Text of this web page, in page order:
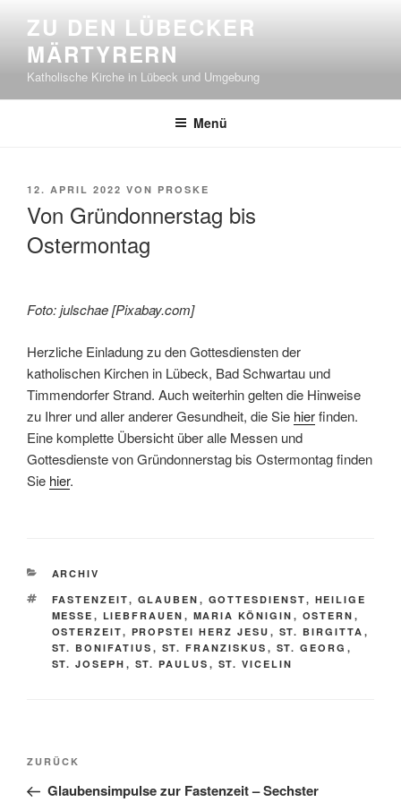
Inhalt
springen
ZU DEN LÜBECKER
MÄRTYRERN
Katholische Kirche in Lübeck und Umgebung
Menü
VERÖFFENTLICHT
12. APRIL 2022 VON PROSKE
Von Gründonnerstag bis
Ostermontag
Foto: julschae [Pixabay.com]
Herzliche Einladung zu den Gottesdiensten der
katholischen Kirchen in Lübeck, Bad Schwartau und
Timmendorfer Strand. Auch weiterhin gelten die Hinweise
zu Ihrer und aller anderer Gesundheit, die Sie hierfinden.
Eine komplette Übersicht über alle Messen und
Gottesdienste von Gründonnerstag bis Ostermontag finden
Sie hier.
KATEGORIEN
ARCHIV
SCHLAGWÖRTER
FASTENZEIT, GLAUBEN , GOTTESDIENST, HEILIGE
MESSE , LIEBFRAUEN , MARIA KÖNIGIN , OSTERN ,
OSTERZEIT, PROPSTEI HERZ JESU , ST. BIRGITTA ,
ST. BONIFATIUS , ST. FRANZISKUS , ST. GEORG ,
ST. JOSEPH , ST. PAULUS , ST. VICELIN
Beitragsnavigation
Vorheriger
Beitrag
ZURÜCK
Glaubensimpulse zur Fastenzeit – Sechster